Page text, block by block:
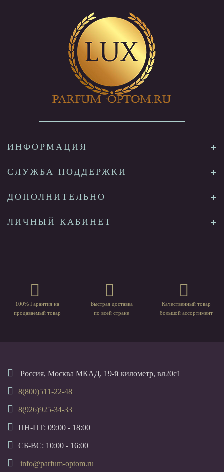
ИНФОРМАЦИЯ
СЛУЖБА ПОДДЕРЖКИ
ДОПОЛНИТЕЛЬНО
ЛИЧНЫЙ КАБИНЕТ
100% Гарантия на
продаваемый товар
Быстрая доставка
по всей стране
Качественный товар
большой ассортимент
Россия, Москва МКАД, 19-й километр, вл20с1
8(800)511-22-48
8(926)925-34-33
ПН-ПТ: 09:00 - 18:00
СБ-ВС: 10:00 - 16:00
info@parfum-optom.ru